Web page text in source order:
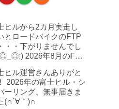
ヒルから2カ月実走し
とロードバイクのFTP
・・下がりませんでし
2026年8月のFTP
ヒル運営さんありがと
2026年の富士ヒル・シ
ーリング、無事届きま
(∩´∀｀)∩